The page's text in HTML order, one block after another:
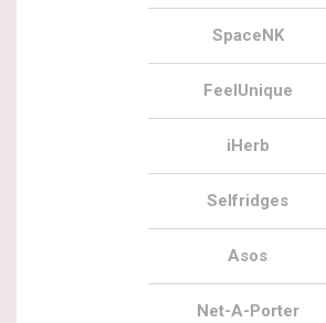
SpaceNK
FeelUnique
iHerb
Selfridges
Asos
Net-A-Porter